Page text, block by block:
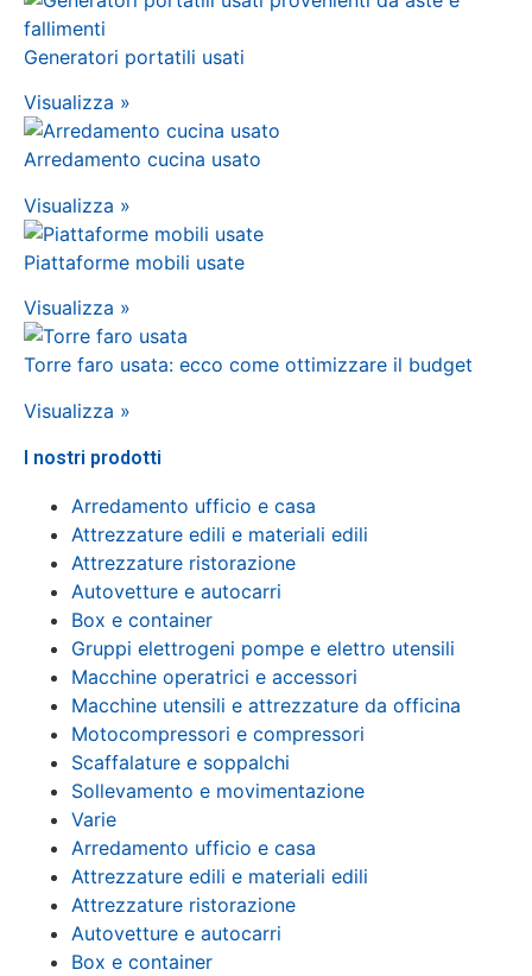
Generatori portatili usati
Visualizza »
Arredamento cucina usato
Visualizza »
Piattaforme mobili usate
Visualizza »
Torre faro usata: ecco come ottimizzare il budget
Visualizza »
I nostri prodotti
Arredamento ufficio e casa
Attrezzature edili e materiali edili
Attrezzature ristorazione
Autovetture e autocarri
Box e container
Gruppi elettrogeni pompe e elettro utensili
Macchine operatrici e accessori
Macchine utensili e attrezzature da officina
Motocompressori e compressori
Scaffalature e soppalchi
Sollevamento e movimentazione
Varie
Arredamento ufficio e casa
Attrezzature edili e materiali edili
Attrezzature ristorazione
Autovetture e autocarri
Box e container